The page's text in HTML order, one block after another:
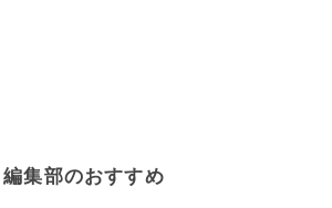
編集部のおすすめ